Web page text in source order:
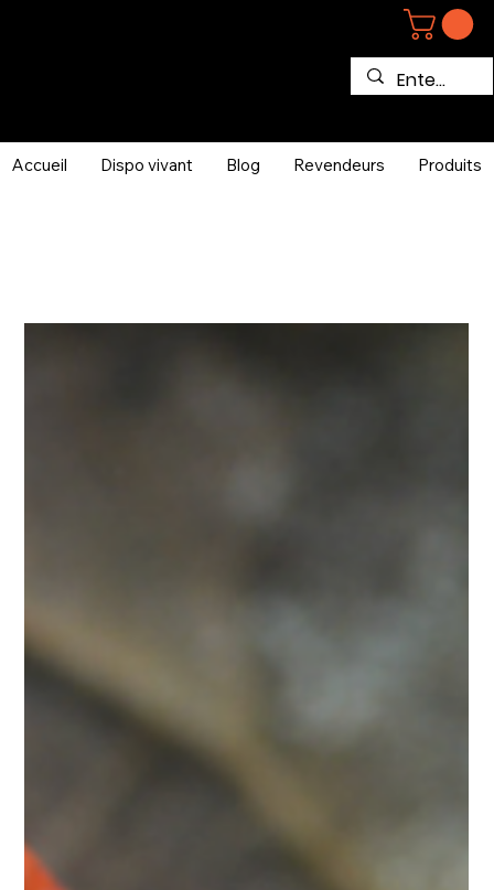
Accueil Dispo vivant Blog Revendeurs Produits